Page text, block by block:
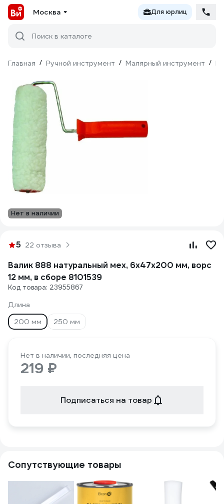
Москва Для юрлиц
Поиск в каталоге
Главная / Ручной инструмент / Малярный инструмент /
Нет в наличии
5 22 отзыва
Валик 888 натуральный мех, 6x47x200 мм, ворс
12 мм, в сборе 8101539
Код товара: 23955867
Длина
200 мм
250 мм
Нет в наличии, последняя цена
219 ₽
Подписаться на товар
Сопутствующие товары